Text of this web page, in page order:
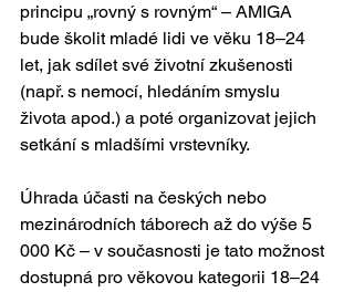
principu „rovný s rovným“ – AMIGA
bude školit mladé lidi ve věku 18–24
let, jak sdílet své životní zkušenosti
(např. s nemocí, hledáním smyslu
života apod.) a poté organizovat jejich
setkání s mladšími vrstevníky.
Úhrada účasti na českých nebo
mezinárodních táborech až do výše 5
000 Kč – v současnosti je tato možnost
dostupná pro věkovou kategorii 18–24